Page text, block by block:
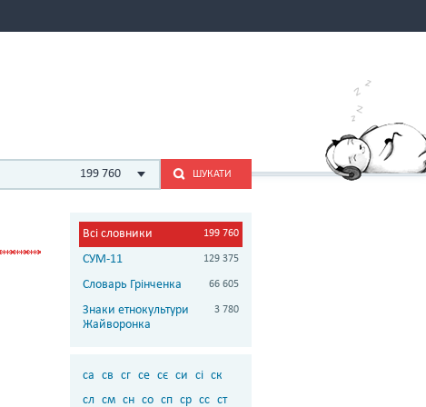
199 760 ШУКАТИ
Всі словники 199 760
СУМ-11 129 375
Словарь Грінченка 66 605
Знаки етнокультури
Жайворонка
3 780
са св сг се сє си сі ск
сл см сн со сп ср сс ст